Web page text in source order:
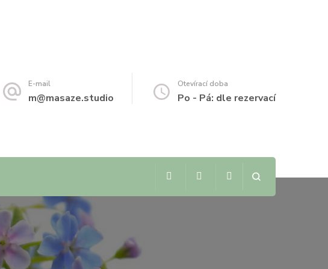
E-mail
m@masaze.studio
Otevírací doba
Po - Pá: dle rezervací